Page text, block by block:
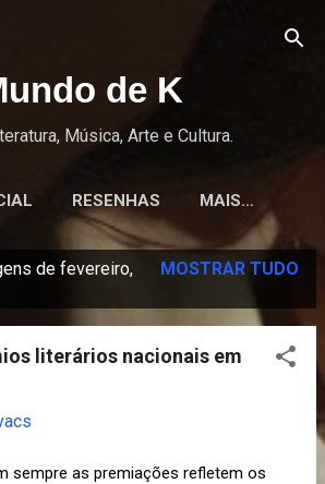
de K
Música, Arte e Cultura.
RESENHAS MAIS…
de fevereiro,
MOSTRAR TUDO
literários nacionais em
sempre as premiações refletem os